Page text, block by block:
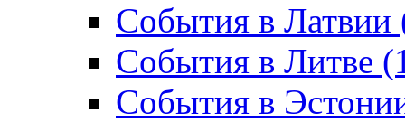
События в Латвии
События в Литве
События в